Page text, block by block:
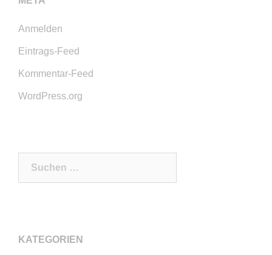
Anmelden
Eintrags-Feed
Kommentar-Feed
WordPress.org
KATEGORIEN